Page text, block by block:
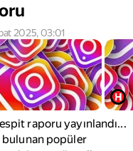
2025, 03:01
raporu yayınlandı...
bulunan popüler